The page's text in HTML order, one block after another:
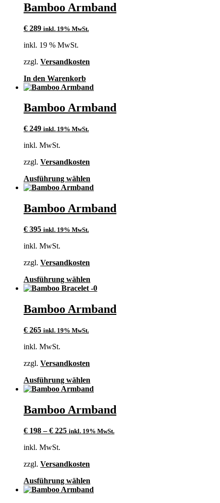
Bamboo Armband
€ 289 inkl. 19% MwSt.
inkl. 19 % MwSt.
zzgl. Versandkosten
In den Warenkorb
Bamboo Armband
€ 249 inkl. 19% MwSt.
inkl. MwSt.
zzgl. Versandkosten
Ausführung wählen
Produkt
mehrere
Varianten
gewählt
werden
Bamboo Armband
€ 395 inkl. 19% MwSt.
inkl. MwSt.
zzgl. Versandkosten
Ausführung wählen
Produkt
mehrere
Varianten
gewählt
werden
Bamboo Armband
€ 265 inkl. 19% MwSt.
inkl. MwSt.
zzgl. Versandkosten
Ausführung wählen
Produkt
mehrere
Varianten
Die
gewählt
werden
Bamboo Armband
€ 198–€ 225 inkl. 19% MwSt.
inkl. MwSt.
zzgl. Versandkosten
Ausführung wählen
Produkt